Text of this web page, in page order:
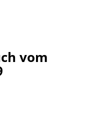
vom